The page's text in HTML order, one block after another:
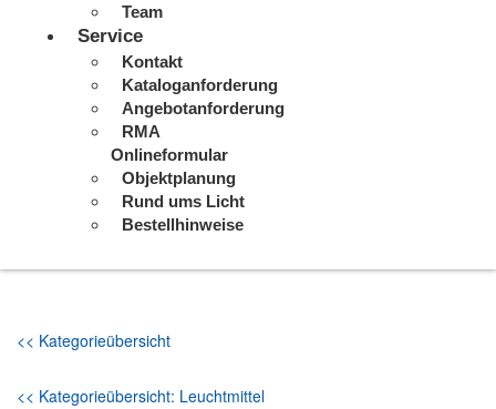
Team
Service
Kontakt
Kataloganforderung
Angebotanforderung
RMA
Onlineformular
Objektplanung
Rund ums Licht
Bestellhinweise
<< Kategorieübersicht
<< Kategorieübersicht: Leuchtmittel